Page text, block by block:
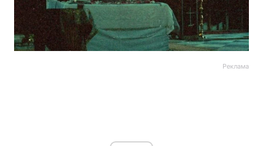
Реклама